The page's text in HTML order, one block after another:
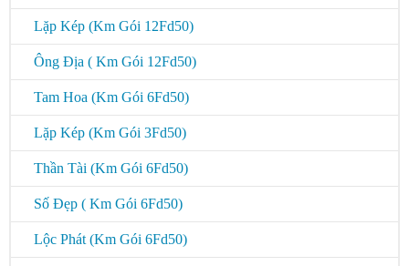
Lặp Kép (Km Gói 12Fd50)
Ông Địa ( Km Gói 12Fd50)
Tam Hoa (Km Gói 6Fd50)
Lặp Kép (Km Gói 3Fd50)
Thần Tài (Km Gói 6Fd50)
Số Đẹp ( Km Gói 6Fd50)
Lộc Phát (Km Gói 6Fd50)